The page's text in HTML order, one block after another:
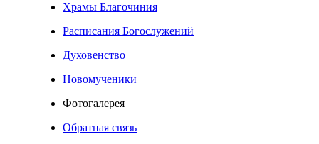
Храмы Благочиния
Расписания Богослужений
Духовенство
Новомученики
Фотогалерея
Обратная связь